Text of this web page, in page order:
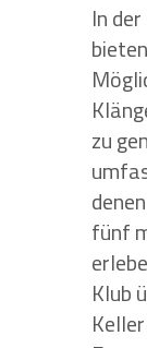
In
zu
fünf
Klub